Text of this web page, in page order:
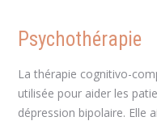
Psychothérapie
La thérapie cognitivo-
utilisée pour aider les
dépression bipolaire. Elle